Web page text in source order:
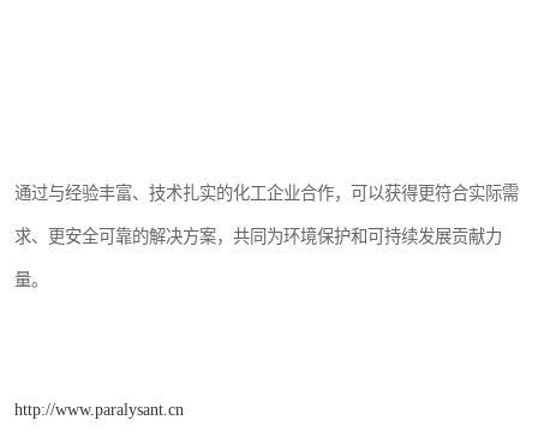
通过与经验丰富、技术扎实的化工企业合作，可以获得更符合实际需
求、更安全可靠的解决方案，共同为环境保护和可持续发展贡献力
量。
http://www.paralysant.cn